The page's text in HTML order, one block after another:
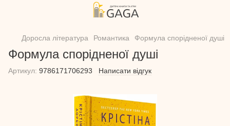
Доросла література Романтика Формула спорідненої душі
Формула спорідненої душі
Артикул: 9786171706293 Написати відгук